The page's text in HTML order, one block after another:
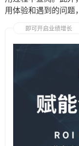
用体验和遇到的问题
即可开启业绩增长